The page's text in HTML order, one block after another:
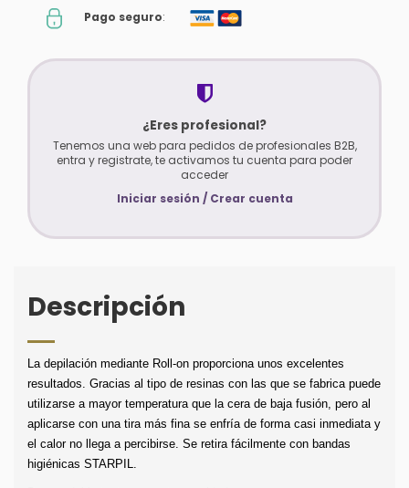
Pago seguro:
¿Eres profesional?
Tenemos una web para pedidos de profesionales B2B,
entra y registrate, te activamos tu cuenta para poder
acceder
Iniciar sesión / Crear cuenta
Descripción
La depilación mediante Roll-on proporciona unos excelentes
resultados. Gracias al tipo de resinas con las que se fabrica puede
utilizarse a mayor temperatura que la cera de baja fusión, pero al
aplicarse con una tira más fina se enfría de forma casi inmediata y
el calor no llega a percibirse. Se retira fácilmente con bandas
higiénicas STARPIL.